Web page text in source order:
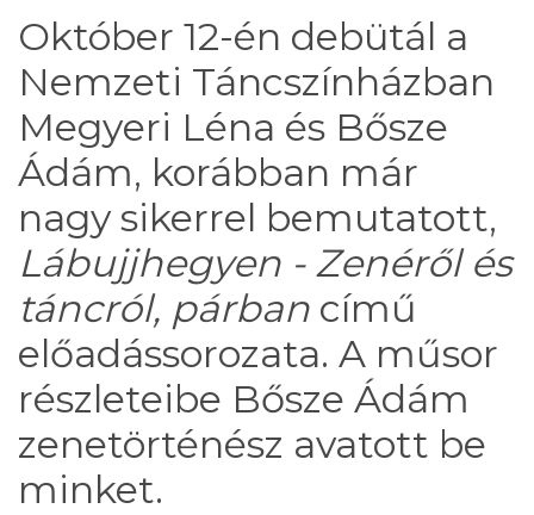
Október 12-én debütál a
Nemzeti Táncszínházban
Megyeri Léna és Bősze
Ádám, korábban már
nagy sikerrel bemutatott,
Lábujjhegyen - Zenéről és
táncról, párban című
előadássorozata. A műsor
részleteibe Bősze Ádám
zenetörténész avatott be
minket.